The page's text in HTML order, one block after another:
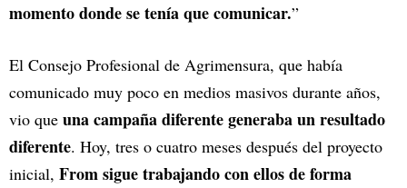
momento donde se tenía que comunicar.”
El Consejo Profesional de Agrimensura, que había
comunicado muy poco en medios masivos durante años,
vio que una campaña diferente generaba un resultado
diferente. Hoy, tres o cuatro meses después del proyecto
inicial, From sigue trabajando con ellos de forma